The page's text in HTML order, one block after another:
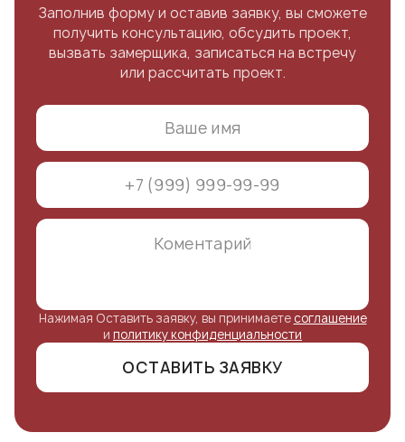
Заполнив форму и оставив заявку, вы сможете
получить консультацию, обсудить проект,
вызвать замерщика, записаться на встречу
или рассчитать проект.
Нажимая Оставить заявку, вы принимаете соглашение
и политику конфиденциальности
ОСТАВИТЬ ЗАЯВКУ